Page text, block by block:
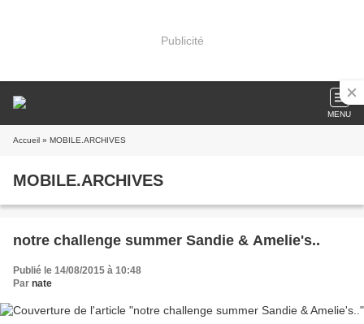
Publicité
MENU
Accueil » MOBILE.ARCHIVES
MOBILE.ARCHIVES
notre challenge summer Sandie & Amelie's..
Publié le 14/08/2015 à 10:48
Par nate